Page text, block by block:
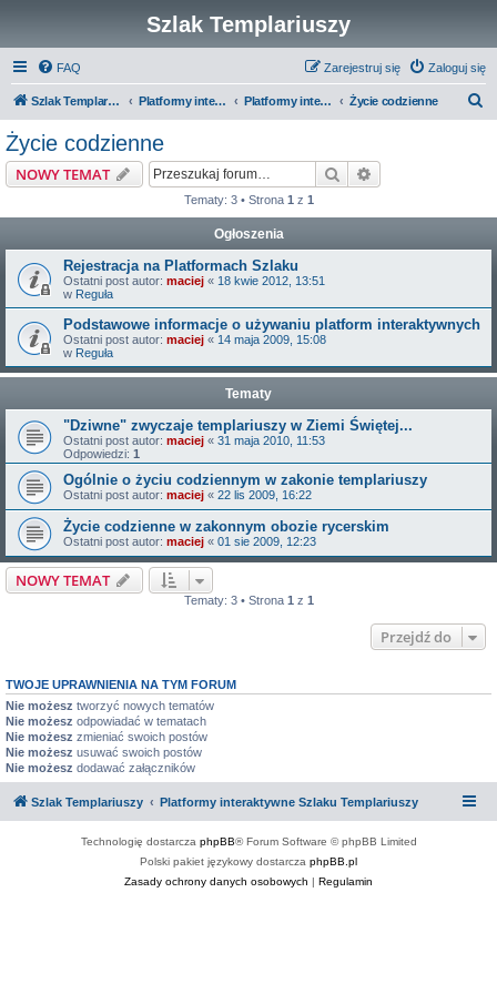
Szlak Templariuszy
FAQ Zaloguj się
Zarejestruj się
Szlak Templariuszy Platformy interaktywne Szlaku Templariuszy Platformy interaktywne - Zakon Templariuszy Życie codzienne
Życie codzienne
NOWY TEMAT Szukaj
Tematy: 3 • Strona 1 z 1
Ogłoszenia
Rejestracja na Platformach Szlaku
Ostatni post autor: maciej « 18 kwie 2012, 13:51
w Reguła
Podstawowe informacje o używaniu platform interaktywnych
Ostatni post autor: maciej « 14 maja 2009, 15:08
w Reguła
Tematy
"Dziwne" zwyczaje templariuszy w Ziemi Świętej...
Ostatni post autor: maciej « 31 maja 2010, 11:53
Odpowiedzi: 1
Ogólnie o życiu codziennym w zakonie templariuszy
Ostatni post autor: maciej « 22 lis 2009, 16:22
Życie codzienne w zakonnym obozie rycerskim
Ostatni post autor: maciej « 01 sie 2009, 12:23
NOWY TEMAT
Tematy: 3 • Strona 1 z 1
Przejdź do
TWOJE UPRAWNIENIA NA TYM FORUM
Nie możesz tworzyć nowych tematów
Nie możesz odpowiadać w tematach
Nie możesz zmieniać swoich postów
Nie możesz usuwać swoich postów
Nie możesz dodawać załączników
Szlak Templariuszy Platformy interaktywne Szlaku Templariuszy
Technologię dostarcza phpBB® Forum Software © phpBB Limited
Polski pakiet językowy dostarcza phpBB.pl
Zasady ochrony danych osobowych | Regulamin